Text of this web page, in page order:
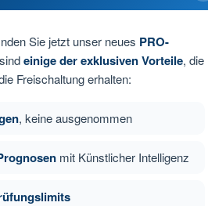
Sie jetzt unser neues PRO-
einige der exklusiven Vorteile, die
Freischaltung erhalten:
, keine ausgenommen
mit Künstlicher Intelligenz